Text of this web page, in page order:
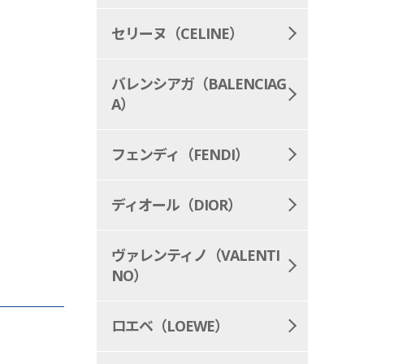
セリーヌ（CELINE）
バレンシアガ（BALENCIAG
A）
フェンディ（FENDI）
ディオール（DIOR）
ヴァレンティノ（VALENTI
NO）
ロエベ（LOEWE）